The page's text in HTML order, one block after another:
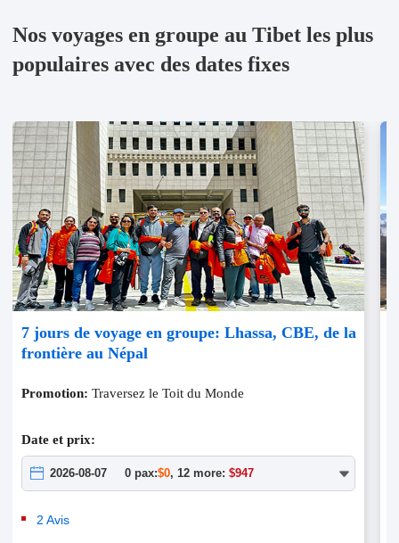
Nos voyages en groupe au Tibet les plus
populaires avec des dates fixes
7 jours de voyage en groupe: Lhassa, CBE, de la
frontière au Népal
Promotion: Traversez le Toit du Monde
Date et prix:
2026-08-07 0 pax:$0, 12 more: $947
2 Avis